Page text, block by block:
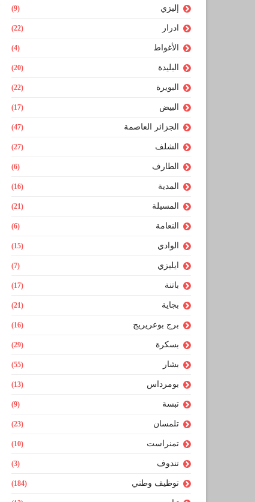
إليزي (9)
ادرار (22)
الأغواط (4)
البليدة (20)
البويرة (22)
البيض (17)
الجزائر العاصمة (47)
الشلف (27)
الطارف (6)
المدية (16)
المسيلة (21)
النعامة (6)
الوادي (15)
ايليزي (7)
باتنة (17)
بجاية (21)
برج بوعريريج (16)
بسكرة (29)
بشار (55)
بومرداس (13)
تبسة (9)
تلمسان (23)
تمنراست (10)
تندوف (3)
توظيف وطني (184)